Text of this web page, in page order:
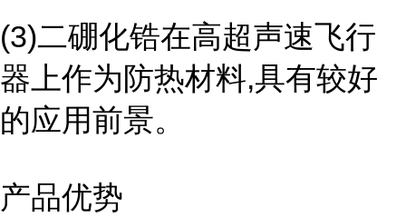
(3)二硼化锆在高超声速飞行
器上作为防热材料,具有较好
的应用前景。
产品优势